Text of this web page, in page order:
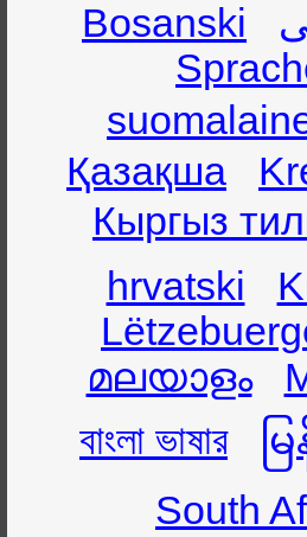
Bosanski
Қазақша
Кыргыз
hrvatski
മലയാളം
বাংলা ভাষার
မ
South